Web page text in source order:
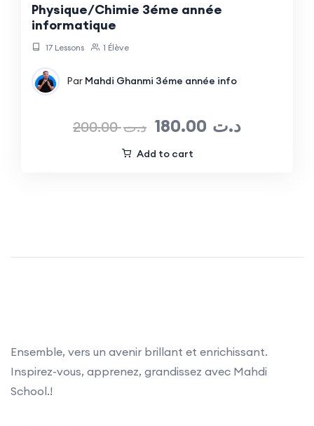
Physique/Chimie 3éme année
informatique
17 Lessons 1 Élève
Par Mahdi Ghanmi 3éme année info
200.00د.ت 180.00 د.ت
Add to cart
Ensemble, vers un avenir brillant et enrichissant.
Inspirez-vous, apprenez, grandissez avec Mahdi
School.!